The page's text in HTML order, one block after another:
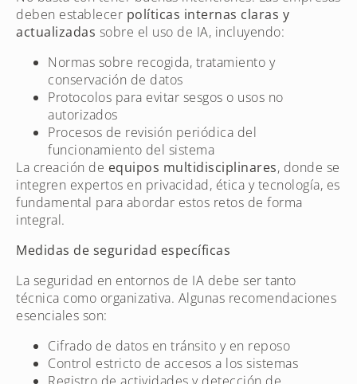
deben establecer políticas internas claras y
actualizadas sobre el uso de IA, incluyendo:
Normas sobre recogida, tratamiento y
conservación de datos
Protocolos para evitar sesgos o usos no
autorizados
Procesos de revisión periódica del
funcionamiento del sistema
La creación de equipos multidisciplinares, donde se
integren expertos en privacidad, ética y tecnología, es
fundamental para abordar estos retos de forma
integral.
Medidas de seguridad específicas
La seguridad en entornos de IA debe ser tanto
técnica como organizativa. Algunas recomendaciones
esenciales son:
Cifrado de datos en tránsito y en reposo
Control estricto de accesos a los sistemas